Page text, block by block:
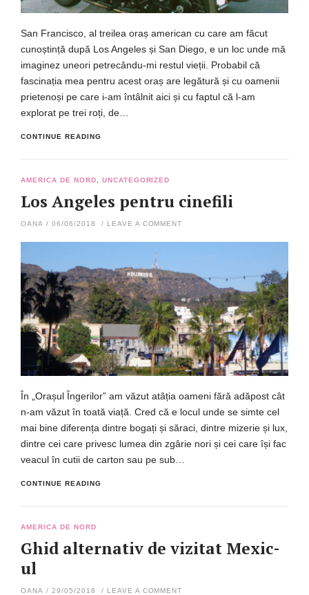
San Francisco, al treilea oraș american cu care am făcut
cunoștință după Los Angeles și San Diego, e un loc unde mă
imaginez uneori petrecându-mi restul vieții. Probabil că
fascinația mea pentru acest oraș are legătură și cu oamenii
prietenoși pe care i-am întâlnit aici și cu faptul că l-am
explorat pe trei roți, de…
CONTINUE READING
AMERICA DE NORD UNCATEGORIZED
Los Angeles pentru cinefili
OANA / 06/06/2018 / LEAVE A COMMENT
În „Orașul Îngerilor” am văzut atâția oameni fără adăpost cât
n-am văzut în toată viață. Cred că e locul unde se simte cel
mai bine diferența dintre bogați și săraci, dintre mizerie și lux,
dintre cei care privesc lumea din zgârie nori și cei care își fac
veacul în cutii de carton sau pe sub…
CONTINUE READING
AMERICA DE NORD
Ghid alternativ de vizitat Mexic-
ul
OANA / 29/05/2018 / LEAVE A COMMENT